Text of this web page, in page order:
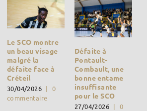
Le SCO montre
un beau visage
malgré la
défaite face à
Créteil
30/04/2026 |
0
commentaire
Défaite à
Pontault-
Combault, une
bonne entame
insuffisante
pour le SCO
27/04/2026 |
0